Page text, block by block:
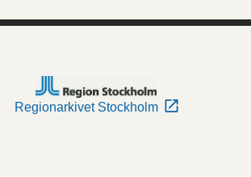
Regionarkivet Stockholm